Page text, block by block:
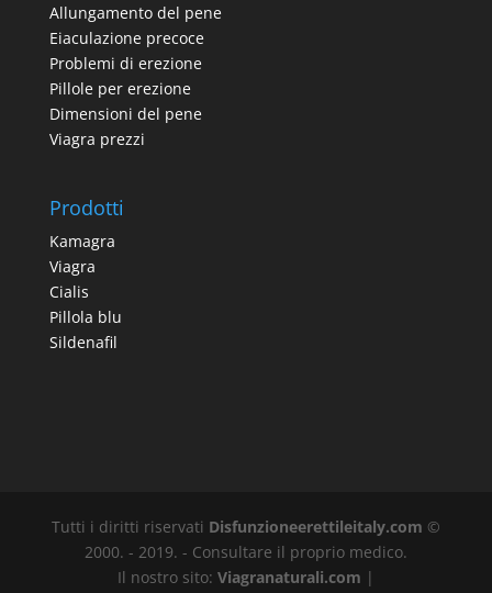
Allungamento del pene
Eiaculazione precoce
Problemi di erezione
Pillole per erezione
Dimensioni del pene
Viagra prezzi
Prodotti
Kamagra
Viagra
Cialis
Pillola blu
Sildenafil
Tutti i diritti riservati Disfunzioneerettileitaly.com ©
2000. - 2019. - Consultare il proprio medico.
Il nostro sito: Viagranaturali.com |